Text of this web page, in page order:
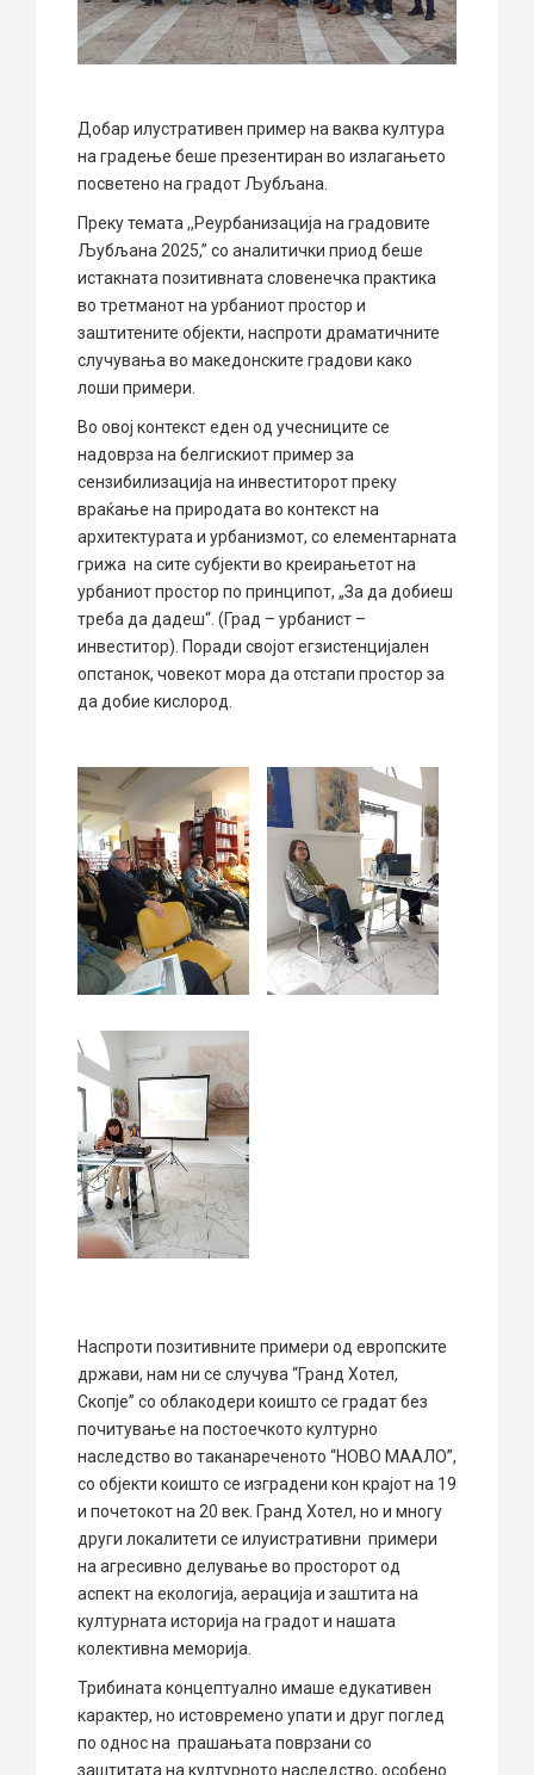
Добар илустративен пример на ваква култура
на градење беше презентиран во излагањето
посветено на градот Љубљана.
Преку темата ,,Реурбанизација на градовите
Љубљана 2025,” со аналитички приод беше
истакната позитивната словенечка практика
во третманот на урбаниот простор и
заштитените објекти, наспроти драматичните
случувања во македонските градови како
лоши примери.
Во овој контекст еден од учесниците се
надоврза на белгискиот пример за
сензибилизација на инвеститорот преку
враќање на природата во контекст на
архитектурата и урбанизмот, со елементарната
грижа на сите субјекти во креирањетот на
урбаниот простор по принципот, „За да добиеш
треба да дадеш“. (Град – урбанист –
инвеститор). Поради својот егзистенцијален
опстанок, човекот мора да отстапи простор за
да добие кислород.
Наспроти позитивните примери од европските
држави, нам ни се случува “Гранд Хотел,
Скопје” со облакодери коишто се градат без
почитување на постоечкото културно
наследство во таканареченото “НОВО МААЛО”,
со објекти коишто се изградени кон крајот на 19
и почетокот на 20 век. Гранд Хотел, но и многу
други локалитети се илуистративни примери
на агресивно делување во просторот од
аспект на екологија, аерација и заштита на
културната историја на градот и нашата
колективна меморија.
Трибината концептуално имаше едукативен
карактер, но истовремено упати и друг поглед
по однос на прашањата поврзани со
заштитата на културното наследство, особено